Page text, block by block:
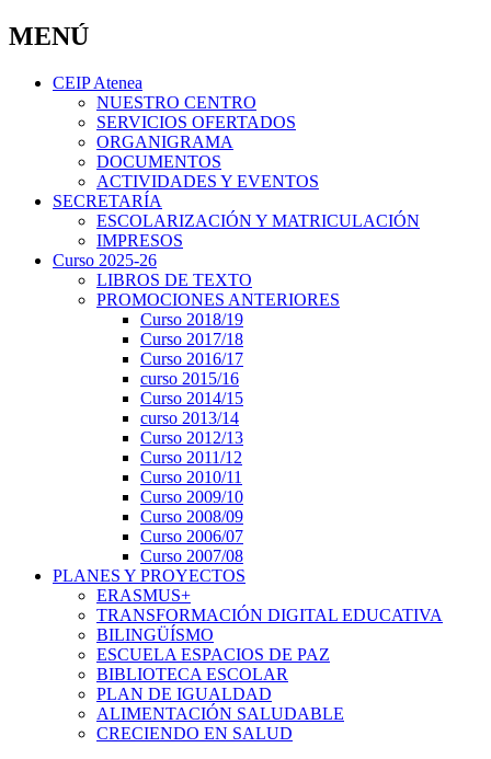
MENÚ
CEIP Atenea
NUESTRO CENTRO
SERVICIOS OFERTADOS
ORGANIGRAMA
DOCUMENTOS
ACTIVIDADES Y EVENTOS
SECRETARÍA
ESCOLARIZACIÓN Y MATRICULACIÓN
IMPRESOS
Curso 2025-26
LIBROS DE TEXTO
PROMOCIONES ANTERIORES
Curso 2018/19
Curso 2017/18
Curso 2016/17
curso 2015/16
Curso 2014/15
curso 2013/14
Curso 2012/13
Curso 2011/12
Curso 2010/11
Curso 2009/10
Curso 2008/09
Curso 2006/07
Curso 2007/08
PLANES Y PROYECTOS
ERASMUS+
TRANSFORMACIÓN DIGITAL EDUCATIVA
BILINGÜÍSMO
ESCUELA ESPACIOS DE PAZ
BIBLIOTECA ESCOLAR
PLAN DE IGUALDAD
ALIMENTACIÓN SALUDABLE
CRECIENDO EN SALUD